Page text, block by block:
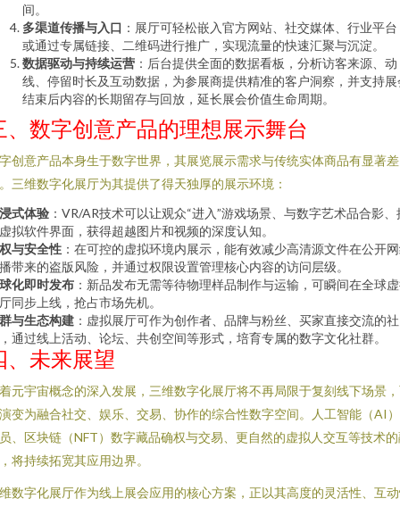
间。
多渠道传播与入口 ：展厅可轻松嵌入官方网站、社交媒体、行业平
或通过专属链接、二维码进行推广，实现流量的快速汇聚与沉淀。
数据驱动与持续运营 ：后台提供全面的数据看板，分析访客来源、动
线、停留时长及互动数据，为参展商提供精准的客户洞察，并支持展
结束后内容的长期留存与回放，延长展会价值生命周期。
、数字创意产品的理想展示舞台
创意产品本身生于数字世界，其展览展示需求与传统实体商品有显著差
三维数字化展厅为其提供了得天独厚的展示环境：
式体验 ：VR/AR技术可以让观众“进入”游戏场景、与数字艺术品合影、
拟软件界面，获得超越图片和视频的深度认知。
与安全性 ：在可控的虚拟环境内展示，能有效减少高清源文件在公开
带来的盗版风险，并通过权限设置管理核心内容的访问层级。
化即时发布 ：新品发布无需等待物理样品制作与运输，可瞬间在全球
同步上线，抢占市场先机。
与生态构建 ：虚拟展厅可作为创作者、品牌与粉丝、买家直接交流的社
通过线上活动、论坛、共创空间等形式，培育专属的数字文化社群。
、未来展望
元宇宙概念的深入发展，三维数字化展厅将不再局限于复刻线下场景
变为融合社交、娱乐、交易、协作的综合性数字空间。人工智能（AI
、区块链（NFT）数字藏品确权与交易、更自然的虚拟人交互等技术
将持续拓宽其应用边界。
数字化展厅作为线上展会应用的核心方案，正以其高度的灵活性、互